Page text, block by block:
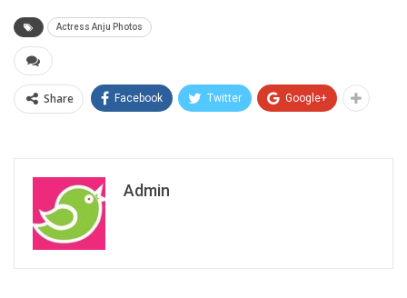
Actress Anju Photos
Share Facebook Twitter Google+
Admin